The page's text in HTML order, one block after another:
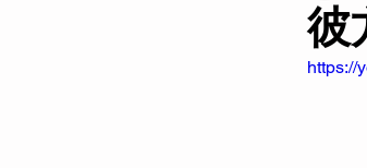
彼
https://